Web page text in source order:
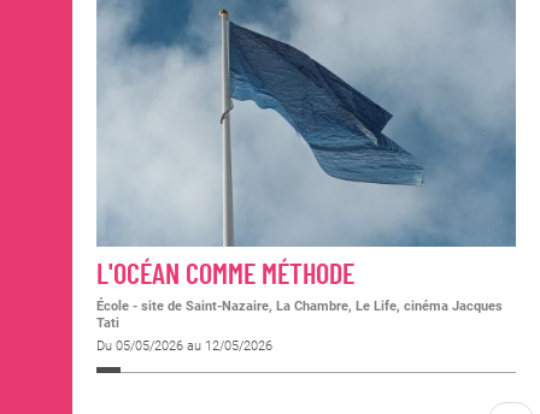
L'OCÉAN COMME MÉTHODE
École - site de Saint-Nazaire, La Chambre, Le Life, cinéma Jacques
Tati
Du 05/05/2026 au 12/05/2026